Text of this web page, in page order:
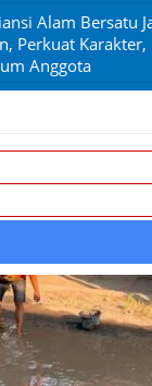
Alam Bersatu
Perkuat
Anggota